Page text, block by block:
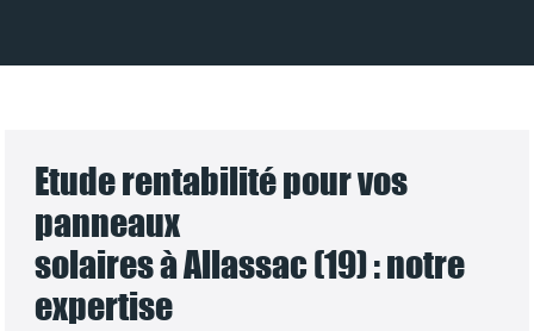
Etude rentabilité pour vos
panneaux
solaires à Allassac (19) : notre
expertise